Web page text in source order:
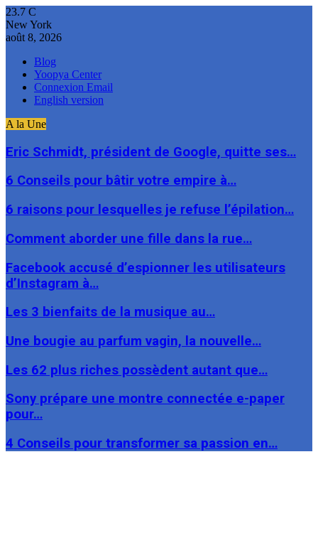
23.7 C
New York
août 8, 2026
Blog
Yoopya Center
Connexion Email
English version
A la Une
Eric Schmidt, président de Google, quitte ses…
6 Conseils pour bâtir votre empire à…
6 raisons pour lesquelles je refuse l’épilation…
Comment aborder une fille dans la rue…
Facebook accusé d’espionner les utilisateurs
d’Instagram à…
Les 3 bienfaits de la musique au…
Une bougie au parfum vagin, la nouvelle…
Les 62 plus riches possèdent autant que…
Sony prépare une montre connectée e-paper
pour…
4 Conseils pour transformer sa passion en…